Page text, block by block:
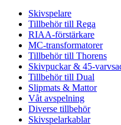
Skivspelare
Tillbehör till Rega
RIAA-förstärkare
MC-transformatorer
Tillbehör till Thorens
Skivpuckar & 45-
Tillbehör till Dual
Slipmats & Mattor
Våt avspelning
Diverse tillbehör
Skivspelarkablar